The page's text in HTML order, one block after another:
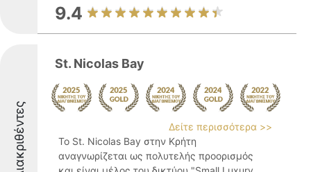
9.4
Διακριθέντες
St. Nicolas Bay
Δείτε περισσότερα >>
Το St. Nicolas Bay στην Κρήτη
αναγνωρίζεται ως πολυτελής προορισμός